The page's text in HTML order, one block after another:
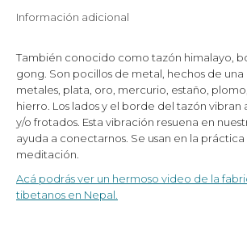
Información adicional
También conocido como tazón himalayo,
gong. Son pocillos de metal, hechos de una
metales, plata, oro, mercurio, estaño,
hierro. Los lados y el borde del tazón vibran
y/o frotados. Esta vibración resuena en
ayuda a conectarnos. Se usan en la
meditación.
Acá podrás ver un hermoso video de la
tibetanos en Nepal.